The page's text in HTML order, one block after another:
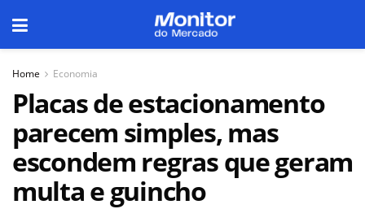
Home Economia
Placas de estacionamento
parecem simples, mas
escondem regras que geram
multa e guincho